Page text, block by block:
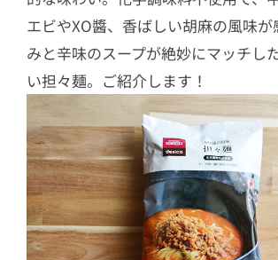
エビやXO醬、香ばしい胡麻の風味
みと辛味のスープが絶妙にマッチし
い担々麺。ご紹介します！